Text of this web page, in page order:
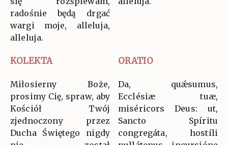
radośnie będą drgać
wargi moje, alleluja,
alleluja.
KOLEKTA ORATIO
Miłosierny Boże,
prosimy Cię, spraw, aby
Kościół Twój
zjednoczony przez
Ducha Świętego nigdy
Da, quǽsumus,
Ecclésiæ tuæ,
miséricors Deus: ut,
Sancto Spíritu
congregáta, hostíli